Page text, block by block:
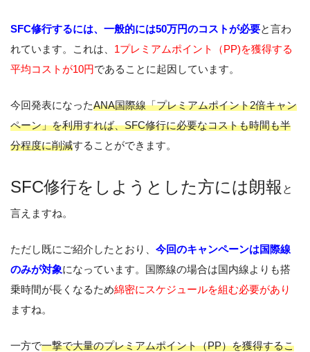
SFC修行するには、一般的には50万円のコストが必要と言わ
れています。これは、 1プレミアムポイント（PP)を獲得する
平均コストが10円であることに起因しています。
今回発表になったANA国際線「プレミアムポイント2倍キャン
ペーン」を利用すれば、SFC修行に必要なコストも時間も半
分程度に削減することができます。
SFC修行をしようとした方には朗報 と
言えますね。
ただし既にご紹介したとおり、 今回のキャンペーンは国際線
のみが対象になっています。国際線の場合は国内線よりも搭
乗時間が長くなるため綿密にスケジュールを組む必要があり
ますね。
一方で一撃で大量のプレミアムポイント（PP）を獲得するこ